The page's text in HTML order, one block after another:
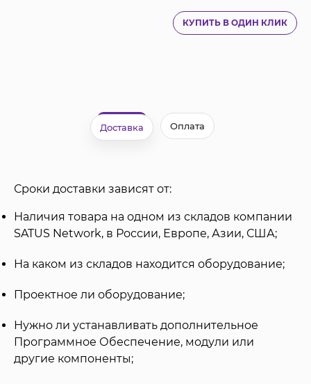
КУПИТЬ В ОДИН КЛИК
Доставка Оплата
Сроки доставки зависят от:
Наличия товара на одном из складов компании
SATUS Network, в России, Европе, Азии, США;
На каком из складов находится оборудование;
Проектное ли оборудование;
Нужно ли устанавливать дополнительное
Программное Обеспечение, модули или
другие компоненты;